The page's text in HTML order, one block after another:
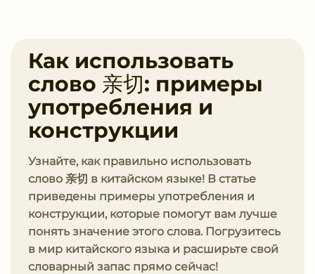
Как использовать
слово 亲切: примеры
употребления и
конструкции
Узнайте, как правильно использовать
слово 亲切 в китайском языке! В статье
приведены примеры употребления и
конструкции, которые помогут вам лучше
понять значение этого слова. Погрузитесь
в мир китайского языка и расширьте свой
словарный запас прямо сейчас!